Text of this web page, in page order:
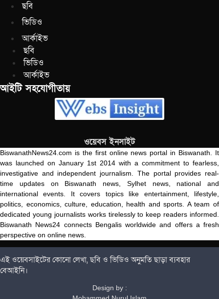
ছবি
ভিডিও
আর্কাইভ
ছবি
ভিডিও
আর্কাইভ
আইটি সহযোগীতায়
ওয়েবস ইনসাইট
BiswanathNews24.com is the first online news portal in Biswanath. It
was launched on January 1st 2014 with a commitment to fearless,
investigative and independent journalism. The portal provides real-
time updates on Biswanath news, Sylhet news, national and
international events. It covers topics like entertainment, lifestyle,
politics, economics, culture, education, health and sports. A team of
dedicated young journalists works tirelessly to keep readers informed.
Biswanath News24 connects Bengalis worldwide and offers a fresh
perspective on online news.
এই ওয়েবসাইটের কোনো লেখা, ছবি ও ভিডিও অনুমতি ছাড়া ব্যবহার
বেআইনি।
Design by :